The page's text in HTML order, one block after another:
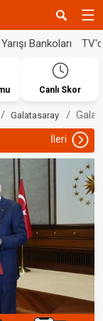
Bankoları
Canlı Skor
Galatasaray
İleri